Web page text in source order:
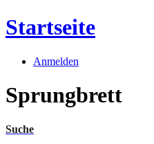
Startseite
Anmelden
Sprungbrett
Suche